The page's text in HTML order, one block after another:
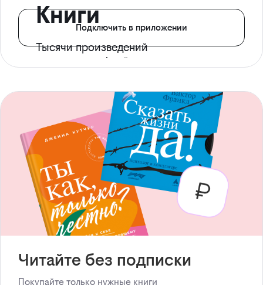
Книги
Тысячи произведений
с доступом офлайн
Подключить в приложении
Читайте без подписки
Покупайте только нужные книги